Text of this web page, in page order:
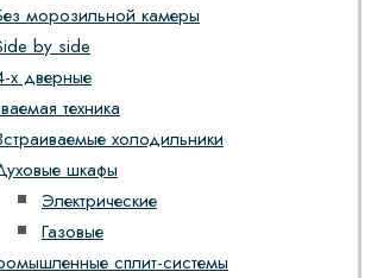
морозильной камеры
by side
х дверные
техника
холодильники
шкафы
Электрические
Газовые
сплит-системы